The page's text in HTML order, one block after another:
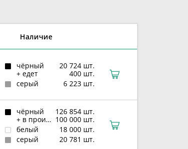
Наличие
чёрный
20 724 шт.
+ едет
400 шт.
серый
6 223 шт.
чёрный
126 854 шт.
+ в производстве 100 000 шт.
белый
18 000 шт.
серый
20 781 шт.